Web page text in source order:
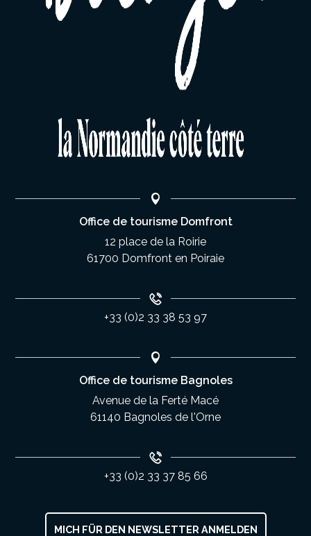
MICH FÜR DEN NEWSLETTER ANMELDEN
Office de tourisme Domfront
12 place de la Roirie
61700 Domfront en Poiraie
+33 (0)2 33 38 53 97
Office de tourisme Bagnoles
Avenue de la Ferté Macé
61140 Bagnoles de l'Orne
+33 (0)2 33 37 85 66